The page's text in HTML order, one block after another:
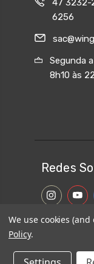
47 3232-
6256
Segunda
8h10 às
Redes
We use cookies
Policy.